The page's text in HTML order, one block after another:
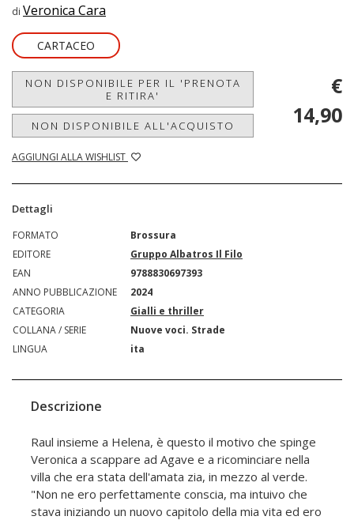
di Veronica Cara
CARTACEO
NON DISPONIBILE PER IL 'PRENOTA
E RITIRA'
NON DISPONIBILE ALL'ACQUISTO
AGGIUNGI ALLA WISHLIST
€
14,90
Dettagli
FORMATO
Brossura
EDITORE
Gruppo Albatros Il Filo
EAN
9788830697393
ANNO PUBBLICAZIONE
2024
CATEGORIA
Gialli e thriller
COLLANA / SERIE
Nuove voci. Strade
LINGUA
ita
Descrizione
Raul insieme a Helena, è questo il motivo che spinge
Veronica a scappare ad Agave e a ricominciare nella
villa che era stata dell'amata zia, in mezzo al verde.
"Non ne ero perfettamente conscia, ma intuivo che
stava iniziando un nuovo capitolo della mia vita ed ero